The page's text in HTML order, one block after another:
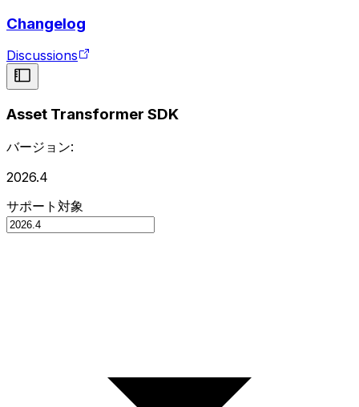
Changelog
Discussions
Asset Transformer SDK
バージョン:
2026.4
サポート対象